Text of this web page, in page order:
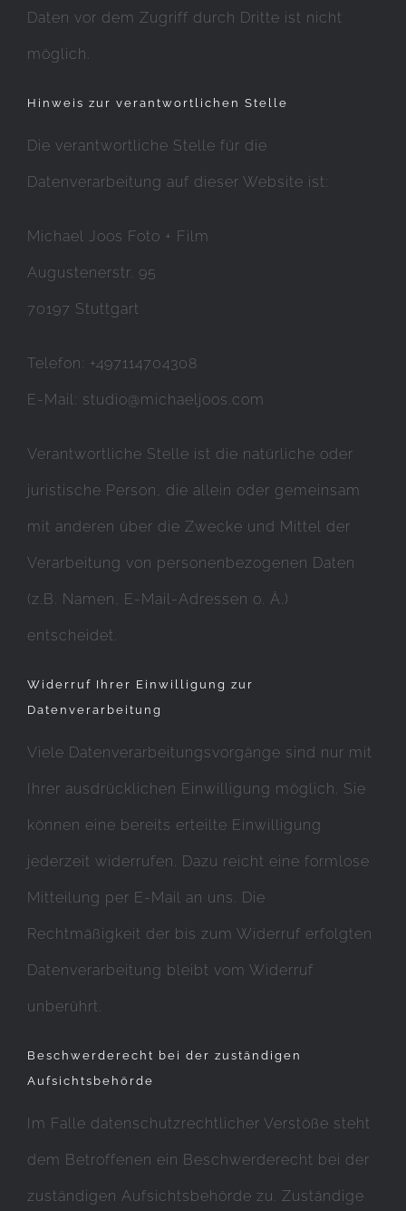
Daten vor dem Zugriff durch Dritte ist nicht
möglich.
Hinweis zur verantwortlichen Stelle
Die verantwortliche Stelle für die
Datenverarbeitung auf dieser Website ist:
Michael Joos Foto + Film
Augustenerstr. 95
70197 Stuttgart
Telefon: +497114704308
E-Mail: studio@michaeljoos.com
Verantwortliche Stelle ist die natürliche oder
juristische Person, die allein oder gemeinsam
mit anderen über die Zwecke und Mittel der
Verarbeitung von personenbezogenen Daten
(z.B. Namen, E-Mail-Adressen o. Ä.)
entscheidet.
Widerruf Ihrer Einwilligung zur
Datenverarbeitung
Viele Datenverarbeitungsvorgänge sind nur mit
Ihrer ausdrücklichen Einwilligung möglich. Sie
können eine bereits erteilte Einwilligung
jederzeit widerrufen. Dazu reicht eine formlose
Mitteilung per E-Mail an uns. Die
Rechtmäßigkeit der bis zum Widerruf erfolgten
Datenverarbeitung bleibt vom Widerruf
unberührt.
Beschwerderecht bei der zuständigen
Aufsichtsbehörde
Im Falle datenschutzrechtlicher Verstöße steht
dem Betroffenen ein Beschwerderecht bei der
zuständigen Aufsichtsbehörde zu. Zuständige